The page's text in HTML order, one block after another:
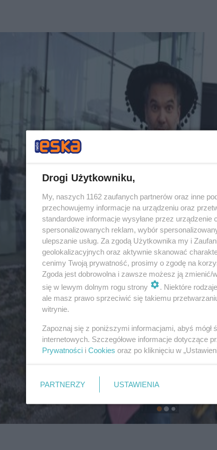
Drogi Użytkowniku,
My, naszych 1162 zaufanych partnerów oraz inne
przechowujemy informacje na urządzeniu oraz
standardowe informacje wysyłane przez
spersonalizowanych reklam, wybór
ulepszanie usług. Za zgodą Użytkownika my i
geolokalizacyjnych oraz aktywnie skanować
cenimy Twoją prywatność, prosimy o zgodę na
Zgoda jest dobrowolna i zawsze możesz ją
się w lewym dolnym rogu strony
. Niektóre
ale masz prawo sprzeciwić się takiemu
witrynie.
Zapoznaj się z poniższymi informacjami, abyś
internetowych. Szczegółowe informacje dotyczące
Prywatności i Cookies oraz po kliknięciu w
PARTNERZY USTAWIENIA